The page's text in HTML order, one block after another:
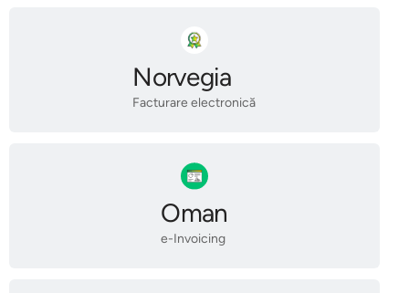
Norvegia
Facturare electronică
Oman
e-Invoicing